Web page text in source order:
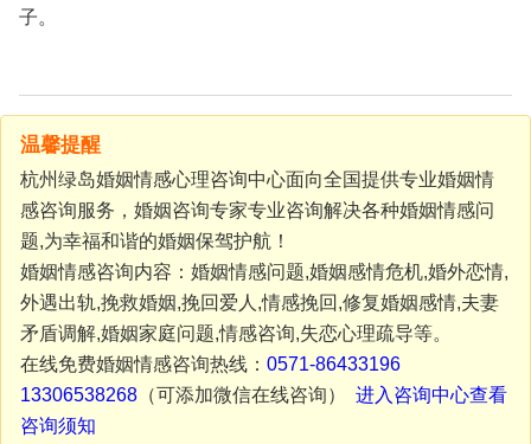
子。
温馨提醒
杭州绿岛婚姻情感心理咨询中心面向全国提供专业婚姻情
感咨询服务，婚姻咨询专家专业咨询解决各种婚姻情感问
题,为幸福和谐的婚姻保驾护航！
婚姻情感咨询内容：婚姻情感问题,婚姻感情危机,婚外恋情,
外遇出轨,挽救婚姻,挽回爱人,情感挽回,修复婚姻感情,夫妻
矛盾调解,婚姻家庭问题,情感咨询,失恋心理疏导等。
在线免费婚姻情感咨询热线： 0571-86433196
13306538268（可添加微信在线咨询） 进入咨询中心查看
咨询须知